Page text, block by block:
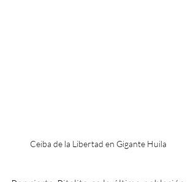
Ceiba de la Libertad en Gigante Huila